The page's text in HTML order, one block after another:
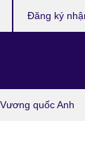
quốc Anh
Đăng ký